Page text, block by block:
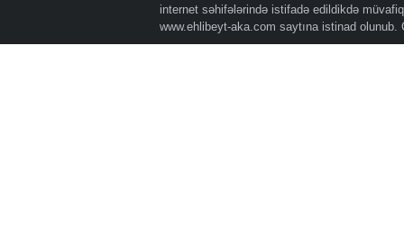
internet səhifələrində istifadə edildikdə
www.ehlibeyt-aka.com saytına istinad olunub.